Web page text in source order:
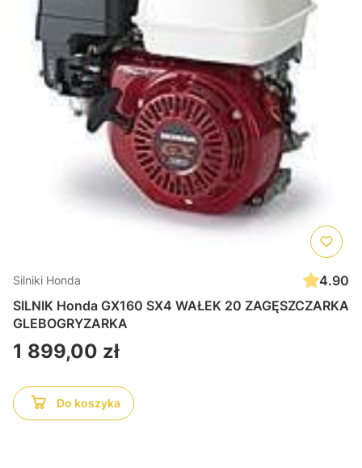
Silniki Honda
4.90
SILNIK Honda GX160 SX4 WAŁEK 20 ZAGĘSZCZARKA
GLEBOGRYZARKA
Cena
1 899,00 zł
Do koszyka